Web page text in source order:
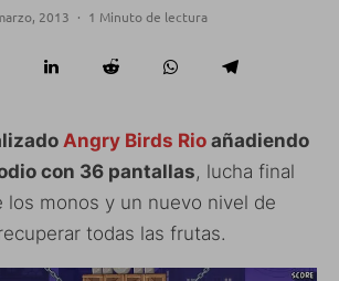
2013 · 1 Minuto de lectura
Angry Birds Rio añadiendo
con 36 pantallas, lucha final
los monos y un nuevo nivel de
todas las frutas.